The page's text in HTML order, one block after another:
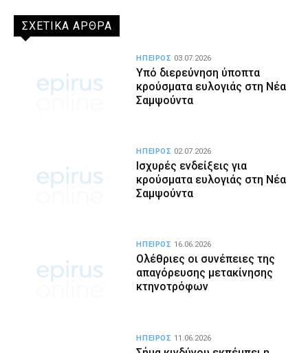
ΣΧΕΤΙΚΑ ΑΡΘΡΑ
Υπό διερεύνηση ύποπτα
κρούσματα ευλογιάς στη Νέα
Σαμψούντα
ΗΠΕΙΡΟΣ 03.07.2026
Ισχυρές ενδείξεις για
κρούσματα ευλογιάς στη Νέα
Σαμψούντα
ΗΠΕΙΡΟΣ 02.07.2026
Ολέθριες οι συνέπειες της
απαγόρευσης μετακίνησης
κτηνοτρόφων
ΗΠΕΙΡΟΣ 16.06.2026
ΗΠΕΙΡΟΣ 11.06.2026